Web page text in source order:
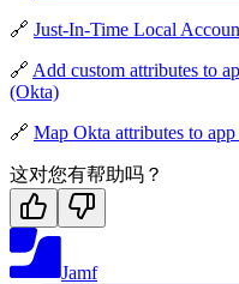
🔗 Just-In-Time Local
🔗 Add custom attributes to
(Okta)
🔗 Map Okta attributes to
这对您有帮助吗？
Jamf